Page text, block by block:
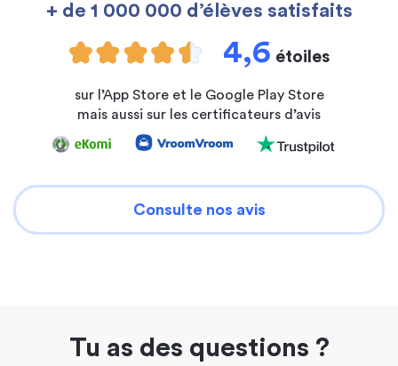
+ de 1 000 000 d’élèves satisfaits
4,6 étoiles
sur l’App Store et le Google Play Store
mais aussi sur les certificateurs d’avis
Consulte nos avis
Tu as des questions ?